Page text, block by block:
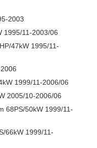
2003
1995/11-2003/06
47kW 1995/11-
1999/11-2006/06
2005/10-2006/06
68PS/50kW 1999/11-
66kW 1999/11-